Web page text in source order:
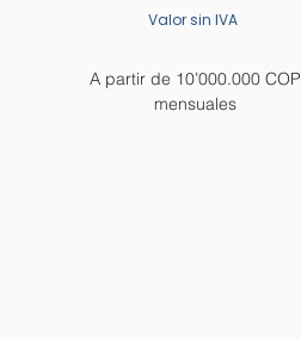
A partir de 10’000.000 COP
mensuales
Valor sin IVA